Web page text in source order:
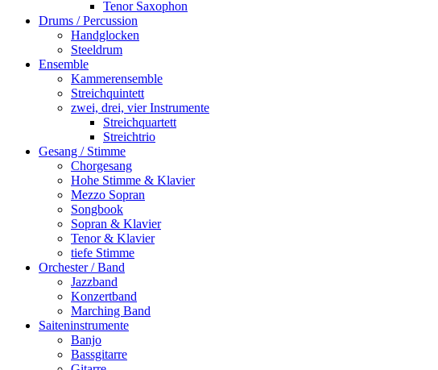
Tenor Saxophon
Drums / Percussion
Handglocken
Steeldrum
Ensemble
Kammerensemble
Streichquintett
zwei, drei, vier Instrumente
Streichquartett
Streichtrio
Gesang / Stimme
Chorgesang
Hohe Stimme & Klavier
Mezzo Sopran
Songbook
Sopran & Klavier
Tenor & Klavier
tiefe Stimme
Orchester / Band
Jazzband
Konzertband
Marching Band
Saiteninstrumente
Banjo
Bassgitarre